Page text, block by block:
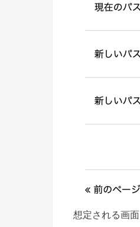
想定される画面